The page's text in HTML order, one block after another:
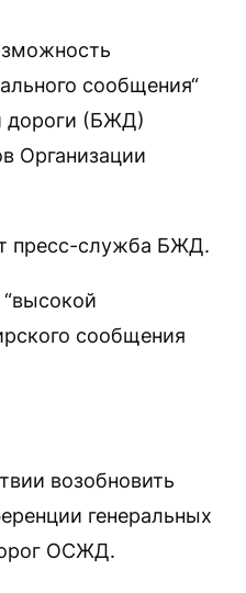
сообщения“
дороги (БЖД)
Организации
пресс-служба БЖД.
сообщения
возобновить
генеральных
ОСЖД.